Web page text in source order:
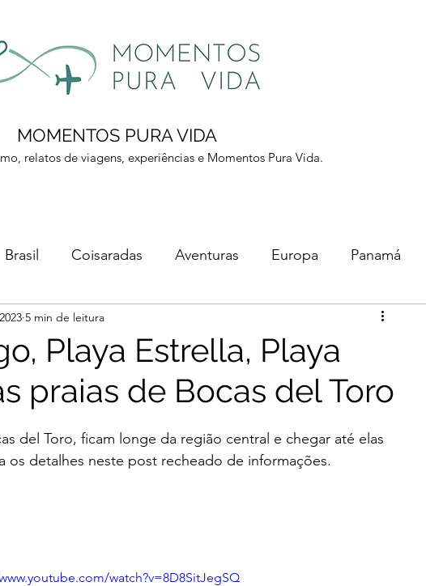
MOMENTOS PURA VIDA
relatos de viagens, experiências e Momentos Pura Vida.
Brasil Coisaradas Aventuras Europa Panamá
Playa Estrella, Playa
praias de Bocas del Toro
5 min de leitura
del Toro, ficam longe da região central e chegar até elas
os detalhes neste post recheado de informações.
watch?v=8D8SitJegSQ